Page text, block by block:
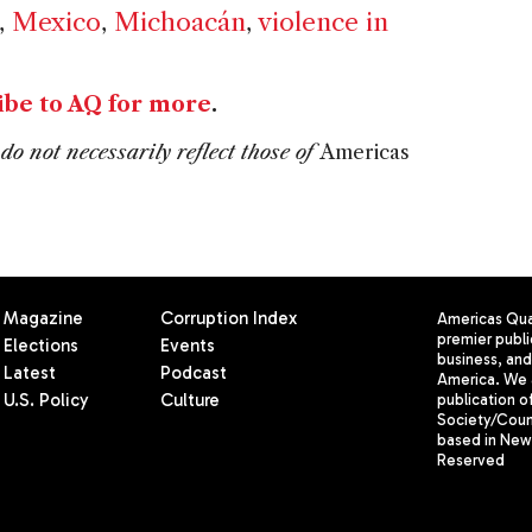
, Mexico, Michoacán, violence in
to AQ for more.
not necessarily reflect those ofAmericas
Magazine
Elections
Latest
U.S. Policy
Corruption Index
Events
Podcast
Culture
Americas
premier
business,
America.
publication
Society/
based in
Reserved